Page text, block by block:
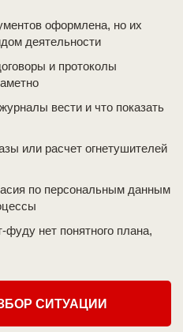
оформлена, но их
деятельности
и протоколы
вести и что показать
или расчет огнетушителей
по персональным данным
фуду нет понятного плана,
СИТУАЦИИ